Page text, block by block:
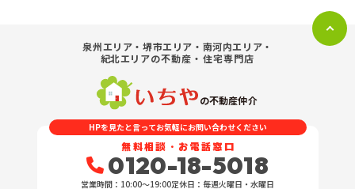
泉州エリア・堺市エリア・南河内エリア・
紀北エリアの不動産・住宅専門店
の不動産仲介
HPを見たと言ってお気軽にお問い合わせください
無料相談・お電話窓口
0120-18-5018
営業時間：10:00〜19:00定休日：毎週火曜日・水曜日